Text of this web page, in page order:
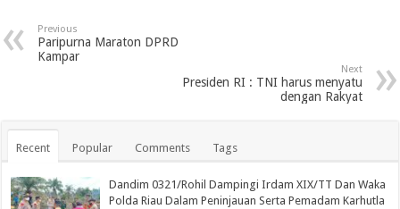
Previous
Paripurna Maraton DPRD
Kampar
Next
Presiden RI : TNI harus menyatu
dengan Rakyat
Recent Popular Comments Tags
Dandim 0321/Rohil Dampingi Irdam XIX/TT Dan Waka
Polda Riau Dalam Peninjauan Serta Pemadam Karhutla